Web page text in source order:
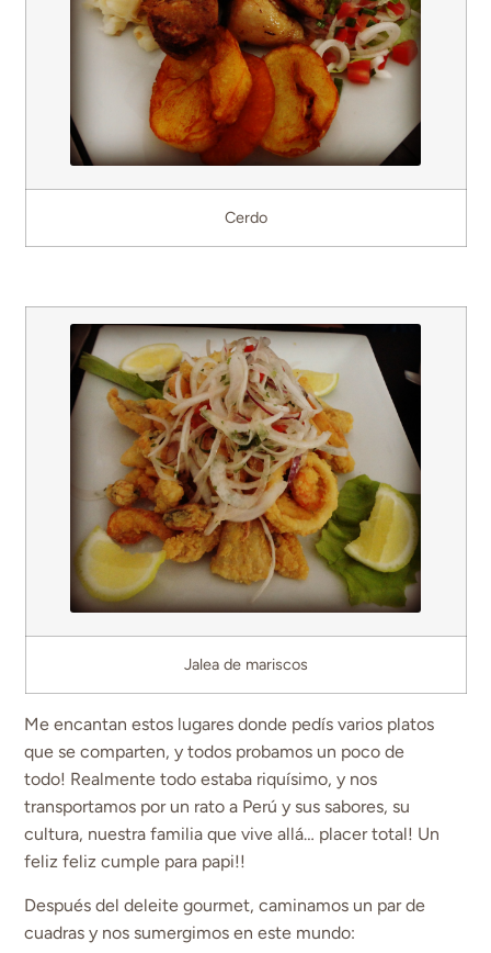
Cerdo
Jalea de mariscos
Me encantan estos lugares donde pedís varios platos
que se comparten, y todos probamos un poco de
todo! Realmente todo estaba riquísimo, y nos
transportamos por un rato a Perú y sus sabores, su
cultura, nuestra familia que vive allá… placer total! Un
feliz feliz cumple para papi!!
Después del deleite gourmet, caminamos un par de
cuadras y nos sumergimos en este mundo: